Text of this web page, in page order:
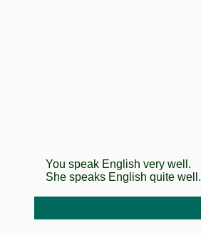
You speak English very well.
She speaks English quite well.